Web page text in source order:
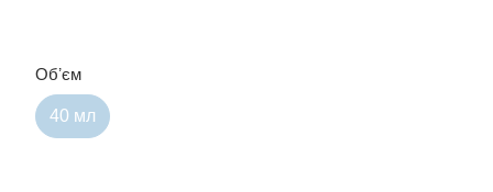
Обʼєм
40 мл